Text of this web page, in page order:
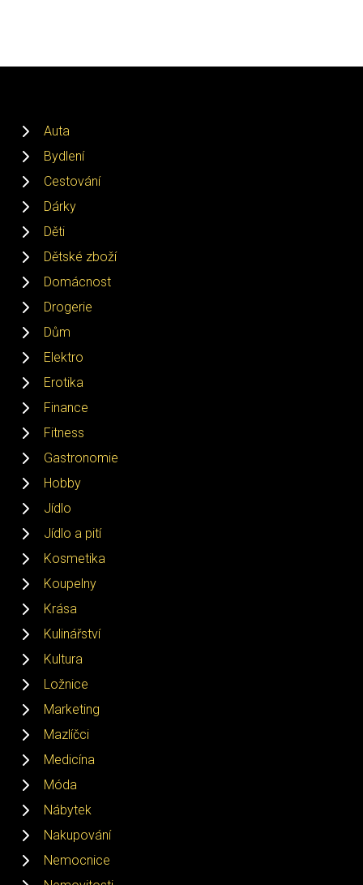
Auta
Bydlení
Cestování
Dárky
Děti
Dětské zboží
Domácnost
Drogerie
Dům
Elektro
Erotika
Finance
Fitness
Gastronomie
Hobby
Jídlo
Jídlo a pití
Kosmetika
Koupelny
Krása
Kulinářství
Kultura
Ložnice
Marketing
Mazlíčci
Medicína
Móda
Nábytek
Nakupování
Nemocnice